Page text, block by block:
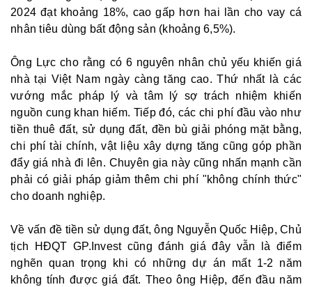
2024 đạt khoảng 18%, cao gấp hơn hai lần cho vay cá
nhân tiêu dùng bất động sản (khoảng 6,5%).
Ông Lực cho rằng có 6 nguyên nhân chủ yếu khiến giá
nhà tại Việt Nam ngày càng tăng cao. Thứ nhất là các
vướng mắc pháp lý và tâm lý sợ trách nhiệm khiến
nguồn cung khan hiếm. Tiếp đó, các chi phí đầu vào như
tiền thuê đất, sử dụng đất, đền bù giải phóng mặt bằng,
chi phí tài chính, vật liệu xây dựng tăng cũng góp phần
đẩy giá nhà đi lên. Chuyên gia này cũng nhấn mạnh cần
phải có giải pháp giảm thêm chi phí "không chính thức"
cho doanh nghiệp.
Về vấn đề tiền sử dụng đất, ông Nguyễn Quốc Hiệp, Chủ
tịch HĐQT GP.Invest cũng đánh giá đây vẫn là điểm
nghẽn quan trọng khi có những dự án mất 1-2 năm
không tính được giá đất. Theo ông Hiệp, đến đầu năm